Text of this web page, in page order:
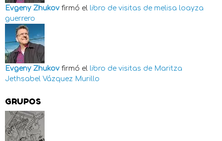
Evgeny Zhukov firmó el libro de visitas de melisa loayza
guerrero
Evgeny Zhukov firmó el libro de visitas de Maritza
Jethsabel Vázquez Murillo
GRUPOS